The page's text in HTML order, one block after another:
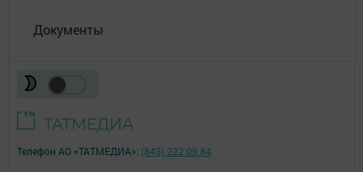
Документы
Телефон АО «ТАТМЕДИА»: (843) 222 09 84